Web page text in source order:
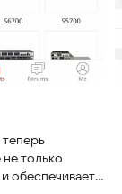
только
обеспечивает